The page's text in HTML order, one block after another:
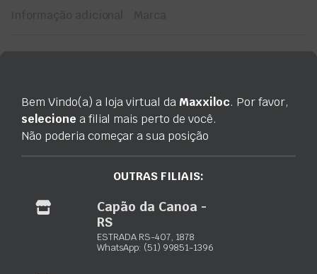
Marca
Vibromak
Maxxiloc Ltda.
Equipamentos de locação para construção civil
Bem Vindo(a) a loja virtual da Maxxiloc. Por favor,
selecione a filial mais perto de você.
Não poderia começar a sua posição
OUTRAS FILIAIS:
Capão da Canoa -
RS
ESTRADA RS-407, 1878
WhatsApp: (51) 99851-1396